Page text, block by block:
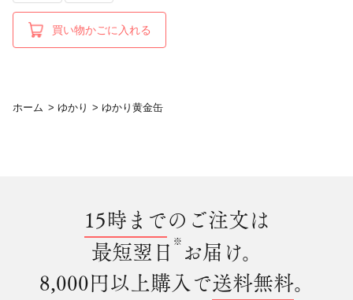
買い物かごに入れる
ホーム > ゆかり > ゆかり黄金缶
15時までのご注文は
最短翌日 ※ お届け。
8,000円以上購入で送料無料。